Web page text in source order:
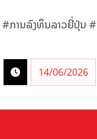
ການລົງທຶນລາວຍີ່ປຸ່ນ
14/06/2026